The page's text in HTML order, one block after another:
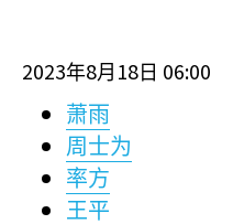
2023年8月 18 日 06:00
萧雨
周士为
率方
王平